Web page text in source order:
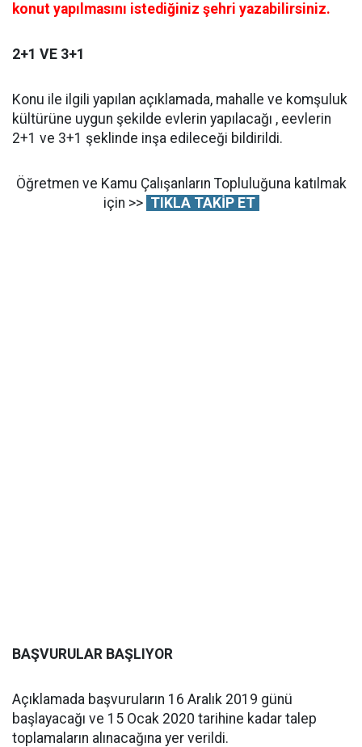
konut yapılmasını istediğiniz şehri yazabilirsiniz.
2+1 VE 3+1
Konu ile ilgili yapılan açıklamada, mahalle ve komşuluk
kültürüne uygun şekilde evlerin yapılacağı , eevlerin
2+1 ve 3+1 şeklinde inşa edileceği bildirildi.
Öğretmen ve Kamu Çalışanların Topluluğuna katılmak
için >> TIKLA TAKİP ET
BAŞVURULAR BAŞLIYOR
Açıklamada başvuruların 16 Aralık 2019 günü
başlayacağı ve 15 Ocak 2020 tarihine kadar talep
toplamaların alınacağına yer verildi.